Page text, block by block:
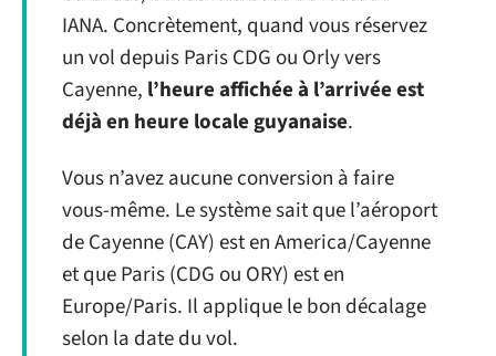
IANA. Concrètement, quand vous réservez
un vol depuis Paris CDG ou Orly vers
Cayenne, l’heure affichée à l’arrivée est
déjà en heure locale guyanaise.
Vous n’avez aucune conversion à faire
vous-même. Le système sait que l’aéroport
de Cayenne (CAY) est en America/Cayenne
et que Paris (CDG ou ORY) est en
Europe/Paris. Il applique le bon décalage
selon la date du vol.